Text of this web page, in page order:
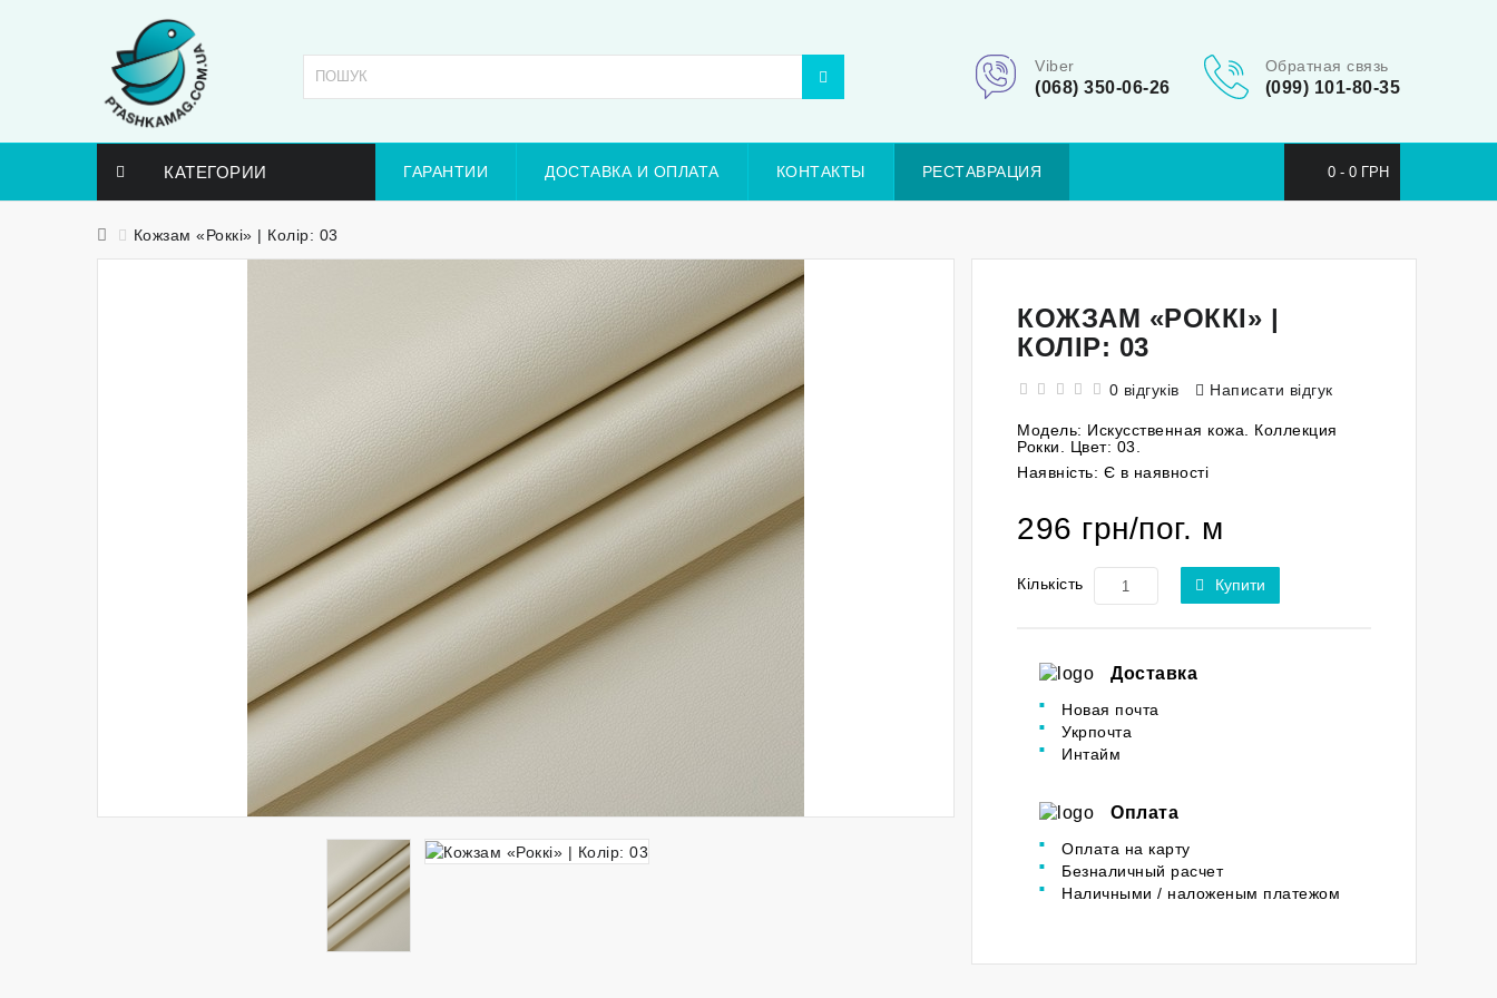
Обратная связь
(099) 101-80-35
Viber
(068) 350-06-26
КАТЕГОРИИ ГАРАНТИИ ДОСТАВКА И ОПЛАТА КОНТАКТЫ РЕСТАВРАЦИЯ 0 - 0 ГРН
Кожзам «Роккі» | Колір: 03
КОЖЗАМ «РОККІ» |
КОЛІР: 03
0 відгуків Написати відгук
Модель: Искусственная кожа. Коллекция
Рокки. Цвет: 03.
Наявність: Є в наявності
296 грн/пог. м
Кількість Купити
Доставка
Новая почта
Укрпочта
Интайм
Оплата
Оплата на карту
Безналичный расчет
Наличными / наложеным платежом